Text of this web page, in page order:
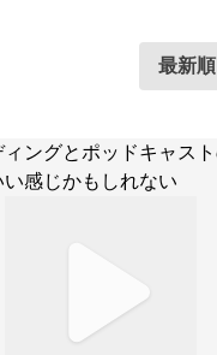
最新順